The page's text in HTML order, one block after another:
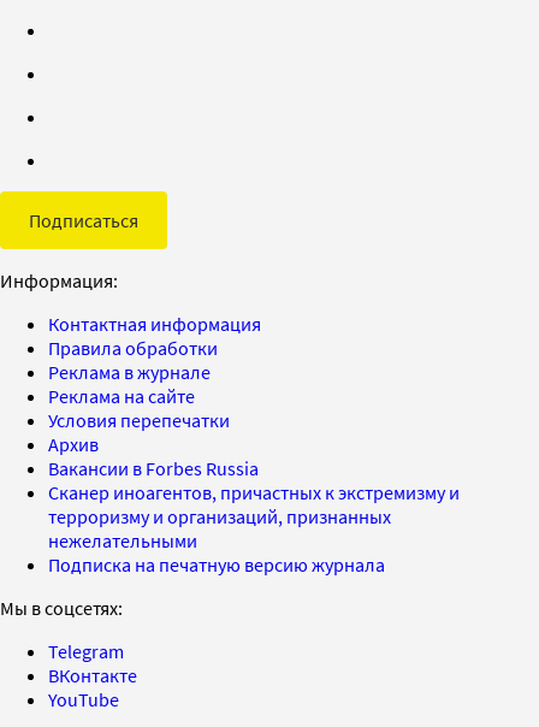
Подписаться
Информация:
Контактная информация
Правила обработки
Реклама в журнале
Реклама на сайте
Условия перепечатки
Архив
Вакансии в Forbes Russia
Сканер иноагентов, причастных к экстремизму и
терроризму и организаций, признанных
нежелательными
Подписка на печатную версию журнала
Мы в соцсетях:
Telegram
ВКонтакте
YouTube